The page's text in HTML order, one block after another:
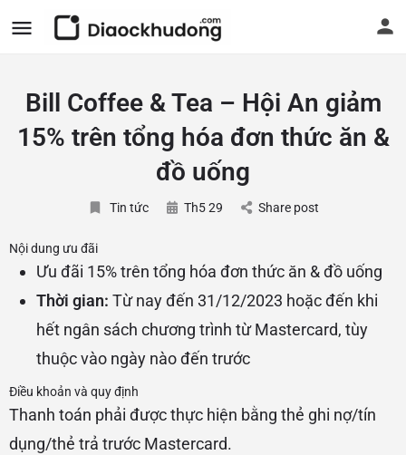
Bill Coffee & Tea – Hội An giảm
15% trên tổng hóa đơn thức ăn &
đồ uống
Tin tức Th5 29 Share post
Nội dung ưu đãi
Ưu đãi 15% trên tổng hóa đơn thức ăn & đồ uống
Thời gian: Từ nay đến 31/12/2023 hoặc đến khi
hết ngân sách chương trình từ Mastercard, tùy
thuộc vào ngày nào đến trước
Điều khoản và quy định
Thanh toán phải được thực hiện bằng thẻ ghi nợ/tín
dụng/thẻ trả trước Mastercard.